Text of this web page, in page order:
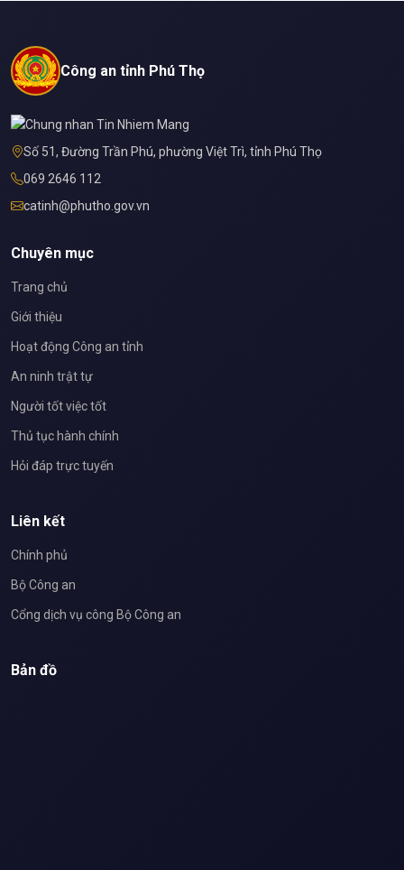
Công an tỉnh Phú Thọ
Số 51, Đường Trần Phú, phường Việt Trì, tỉnh Phú Thọ
069 2646 112
catinh@phutho.gov.vn
Chuyên mục
Trang chủ
Giới thiệu
Hoạt động Công an tỉnh
An ninh trật tự
Người tốt việc tốt
Thủ tục hành chính
Hỏi đáp trực tuyến
Liên kết
Chính phủ
Bộ Công an
Cổng dịch vụ công Bộ Công an
Bản đồ